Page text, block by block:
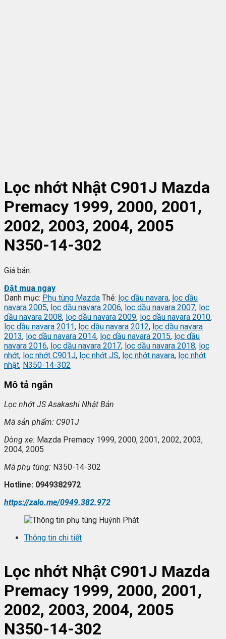
Lọc nhớt Nhật C901J Mazda
Premacy 1999, 2000, 2001,
2002, 2003, 2004, 2005
N350-14-302
Giá bán:
Đặt mua ngay
Danh mục: Phụ tùng Mazda Thẻ: lọc dầu navara, lọc dầu
navara 2005, lọc dầu navara 2006, lọc dầu navara 2007, lọc
dầu navara 2008, lọc dầu navara 2009, lọc dầu navara 2010,
lọc dầu navara 2011, lọc dầu navara 2012, lọc dầu navara
2013, lọc dầu navara 2014, lọc dầu navara 2015, lọc dầu
navara 2016, lọc dầu navara 2017, lọc dầu navara 2018, lọc
nhớt, lọc nhớt C901J, lọc nhớt JS, lọc nhớt navara, lọc nhớt
nhật, N350-14-302
Mô tả ngắn
Lọc nhớt JS Asakashi Nhật Bản
Mã sản phẩm: C901J
Dòng xe: Mazda Premacy 1999, 2000, 2001, 2002, 2003,
2004, 2005
Mã phụ tùng: N350-14-302
Hotline: 0949382972
https://zalo.me/0949.382.972
Thông tin chi tiết
Lọc nhớt Nhật C901J Mazda
Premacy 1999, 2000, 2001,
2002, 2003, 2004, 2005
N350-14-302